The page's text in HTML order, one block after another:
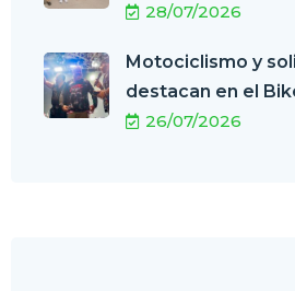
28/07/2026
Motociclismo y
destacan en el
26/07/2026